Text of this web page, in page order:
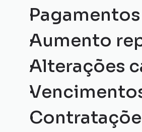
Aumento
Alterações